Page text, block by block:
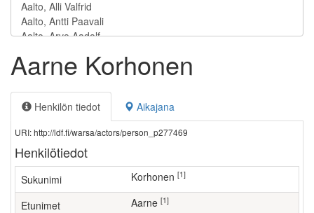
Aarne Korhonen
Henkilön tiedot Aikajana
URI: http://ldf.fi/warsa/actors/person_p277469
Henkilötiedot
Sukunimi Korhonen [1]
Etunimet Aarne [1]